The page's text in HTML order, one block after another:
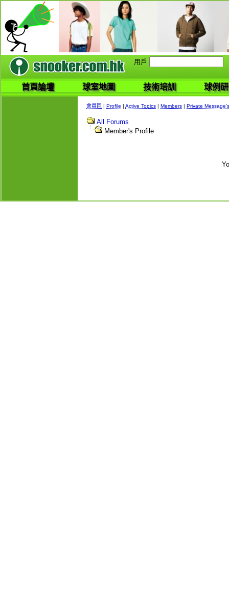
用戶
首頁論壇 球室地圖 技術培訓 球例
會員區 | Profile | Active Topics | Members | Private Message's
All Forums
Member's Profile